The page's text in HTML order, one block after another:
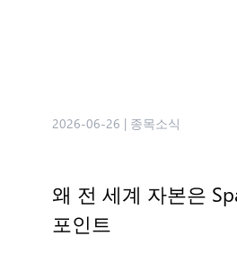
2026-06-26 | 종목소식
왜 전 세계 자본은
포인트